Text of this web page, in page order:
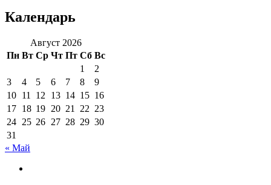
Календарь
Август 2026
Пн Вт Ср Чт Пт Сб Вс
1
2
3
4 5 6 7 8
9
10 11 12 13 14 15 16
17 18 19 20 21 22 23
24 25 26 27 28 29 30
31
« Май